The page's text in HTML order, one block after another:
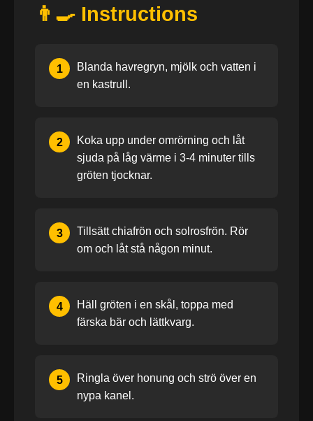
👨‍🍳 Instructions
1
Blanda havregryn, mjölk och vatten i
en kastrull.
2
Koka upp under omrörning och låt
sjuda på låg värme i 3-4 minuter tills
gröten tjocknar.
3
Tillsätt chiafrön och solrosfrön. Rör
om och låt stå någon minut.
4
Häll gröten i en skål, toppa med
färska bär och lättkvarg.
5
Ringla över honung och strö över en
nypa kanel.